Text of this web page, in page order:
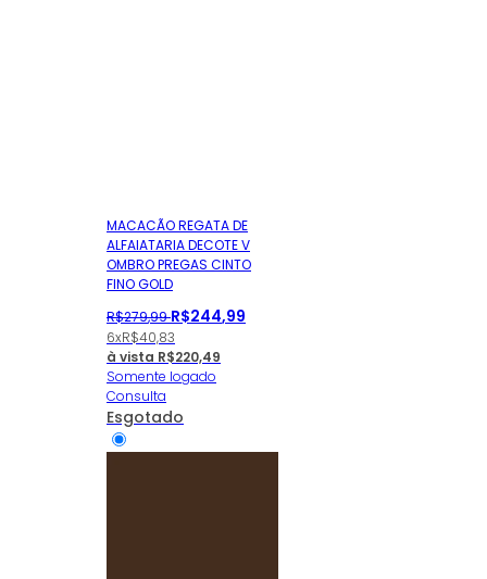
MACACÃO REGATA DE
ALFAIATARIA DECOTE V
OMBRO PREGAS CINTO
FINO GOLD
R$279,99 R$244,99
6xR$40,83
à vista R$220,49
Somente logado
Consulta
Esgotado